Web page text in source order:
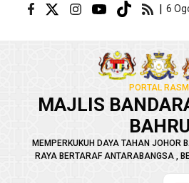
Langkau ke kandungan utama | 6
PORTAL
MAJLIS
BAHRU
MEMPERKUKUH DAYA TAHAN JOHOR
RAYA BERTARAF ANTARABANGSA ,